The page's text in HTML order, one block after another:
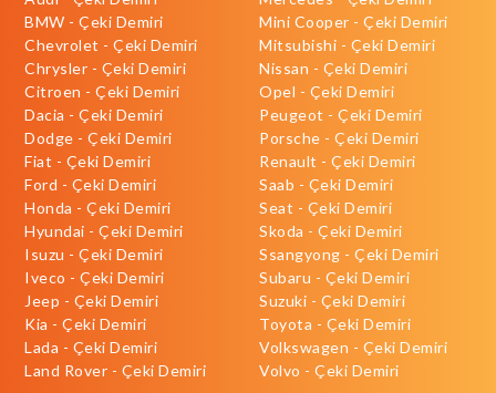
BMW - Çeki Demiri
Chevrolet - Çeki Demiri
Chrysler - Çeki Demiri
Citroen - Çeki Demiri
Dacia - Çeki Demiri
Dodge - Çeki Demiri
Fiat - Çeki Demiri
Ford - Çeki Demiri
Honda - Çeki Demiri
Hyundai - Çeki Demiri
Isuzu - Çeki Demiri
Iveco - Çeki Demiri
Jeep - Çeki Demiri
Kia - Çeki Demiri
Lada - Çeki Demiri
Land Rover - Çeki Demiri
Mini Cooper - Çeki Demiri
Mitsubishi - Çeki Demiri
Nissan - Çeki Demiri
Opel - Çeki Demiri
Peugeot - Çeki Demiri
Porsche - Çeki Demiri
Renault - Çeki Demiri
Saab - Çeki Demiri
Seat - Çeki Demiri
Skoda - Çeki Demiri
Ssangyong - Çeki Demiri
Subaru - Çeki Demiri
Suzuki - Çeki Demiri
Toyota - Çeki Demiri
Volkswagen - Çeki Demiri
Volvo - Çeki Demiri